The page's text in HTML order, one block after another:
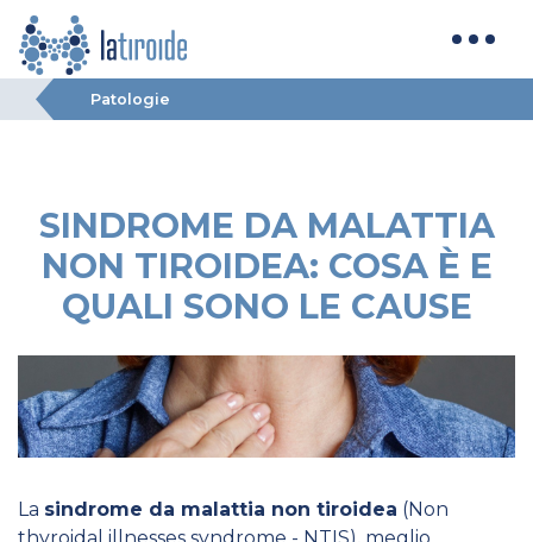
Patologie
SINDROME DA MALATTIA
NON TIROIDEA: COSA È E
QUALI SONO LE CAUSE
La sindrome da malattia non tiroidea (Non